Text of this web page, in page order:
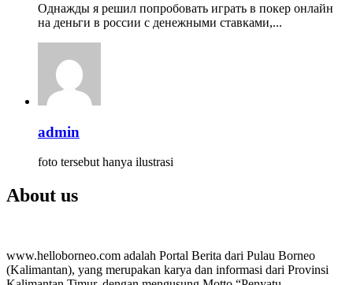
Однажды я решил попробовать играть в покер онлайн
на деньги в россии с денежными ставками,...
admin
foto tersebut hanya ilustrasi
About us
www.helloborneo.com adalah Portal Berita dari Pulau Borneo
(Kalimantan), yang merupakan karya dan informasi dari Provinsi